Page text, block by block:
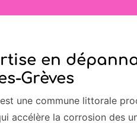
en
Grèves
une commune littorale
accélère la corrosion des